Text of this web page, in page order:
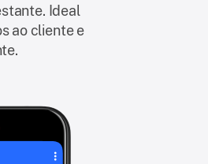
Ideal
ao cliente e